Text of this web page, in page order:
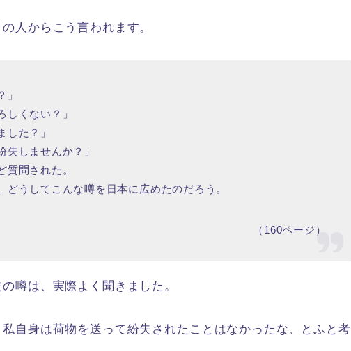
人からこう言われます。
」
しくない？」
した？」
失しませんか？」
質問された。
どうしてこんな噂を日本に広めたのだろう。
（160ページ）
噂は、実際よく聞きました。
身は荷物を送って紛失されたことはなかったな、とふと考